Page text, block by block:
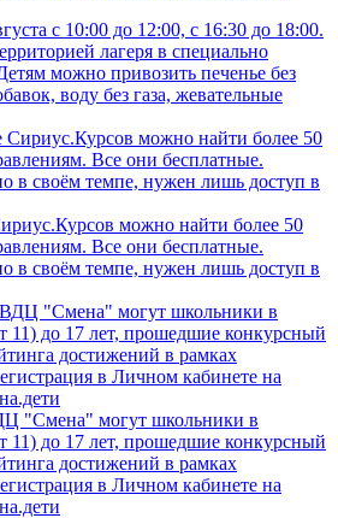
с 10:00 до 12:00, с 16:30 до 18:00.
лагеря в специально
можно привозить печенье без
воду без газа, жевательные
можно найти более 50
Все они бесплатные.
в своём темпе, нужен лишь доступ в
"Смена" могут школьники в
11) до 17 лет, прошедшие конкурсный
достижений в рамках
в Личном кабинете на